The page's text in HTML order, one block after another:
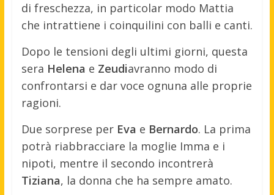
di freschezza, in particolar modo Mattia
che intrattiene i coinquilini con balli e canti.
Dopo le tensioni degli ultimi giorni, questa
sera Helena e Zeudiavranno modo di
confrontarsi e dar voce ognuna alle proprie
ragioni.
Due sorprese per Eva e Bernardo. La prima
potrà riabbracciare la moglie Imma e i
nipoti, mentre il secondo incontrerà
Tiziana, la donna che ha sempre amato.